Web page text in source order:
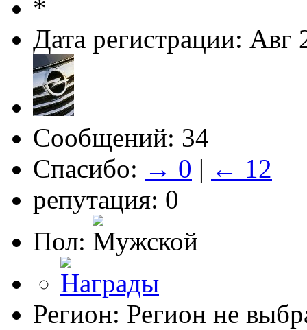
Дата регистрации: Авг
Сообщений: 34
Спасибо: → 0 | ← 12
репутация: 0
Пол:
Регион: Регион не